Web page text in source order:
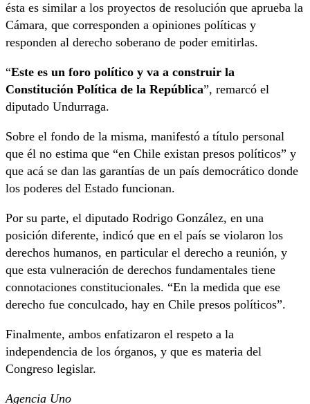
ésta es similar a los proyectos de resolución que aprueba la
Cámara, que corresponden a opiniones políticas y
responden al derecho soberano de poder emitirlas.
“Este es un foro político y va a construir la
Constitución Política de la República”, remarcó el
diputado Undurraga.
Sobre el fondo de la misma, manifestó a título personal
que él no estima que “en Chile existan presos políticos” y
que acá se dan las garantías de un país democrático donde
los poderes del Estado funcionan.
Por su parte, el diputado Rodrigo González, en una
posición diferente, indicó que en el país se violaron los
derechos humanos, en particular el derecho a reunión, y
que esta vulneración de derechos fundamentales tiene
connotaciones constitucionales. “En la medida que ese
derecho fue conculcado, hay en Chile presos políticos”.
Finalmente, ambos enfatizaron el respeto a la
independencia de los órganos, y que es materia del
Congreso legislar.
Agencia Uno